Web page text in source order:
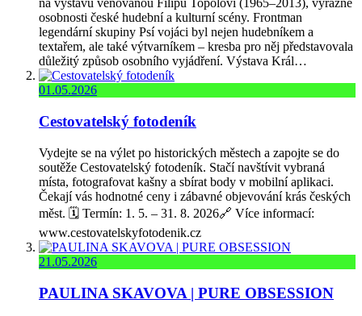
na výstavu věnovanou Filipu Topolovi (1965–2013), výrazné
osobnosti české hudební a kulturní scény. Frontman
legendární skupiny Psí vojáci byl nejen hudebníkem a
textařem, ale také výtvarníkem – kresba pro něj představovala
důležitý způsob osobního vyjádření. Výstava Král…
01.05.2026
Cestovatelský fotodeník
Vydejte se na výlet po historických městech a zapojte se do
soutěže Cestovatelský fotodeník. Stačí navštívit vybraná
místa, fotografovat kašny a sbírat body v mobilní aplikaci.
Čekají vás hodnotné ceny i zábavné objevování krás českých
měst. 🗓️ Termín: 1. 5. – 31. 8. 2026🔗 Více informací:
www.cestovatelskyfotodenik.cz
21.05.2026
PAULINA SKAVOVA | PURE OBSESSION